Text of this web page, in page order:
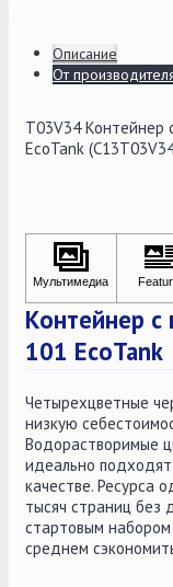
Описание
От
T03V34 Контейнер
EcoTank
Контейнер с
101 EcoTank
Четырехцветные
низкую
Водорастворимые
идеально
качестве. Ресурса
тысяч страниц без
стартовым
среднем